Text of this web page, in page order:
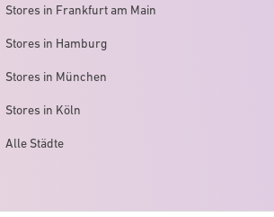
Stores in Frankfurt am Main
Stores in Hamburg
Stores in München
Stores in Köln
Alle Städte